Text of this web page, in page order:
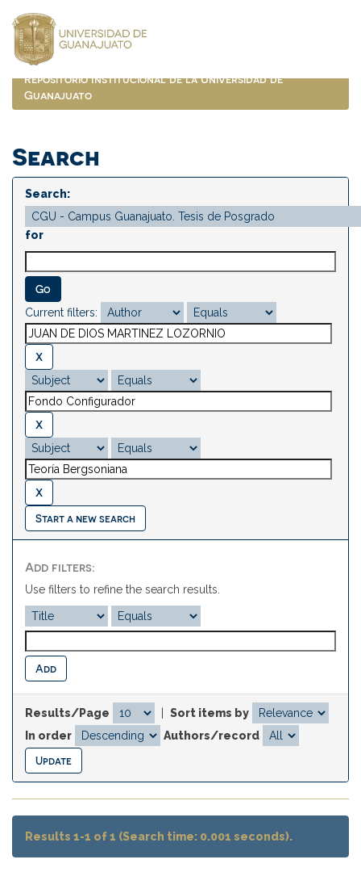
navigation
Repositorio Institucional de la Universidad de
Guanajuato
Search
Search:
for
Current filters:
Start a new search
Add filters:
Use filters to refine the search results.
Results/Page
Sort items by
In order
Authors/record
Results 1-1 of 1 (Search time: 0.001 seconds).